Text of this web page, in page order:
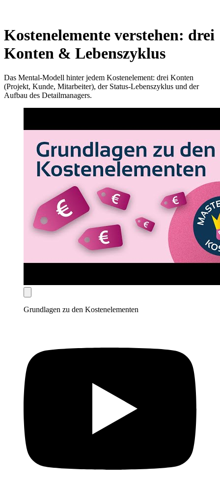
Kostenelemente verstehen: drei
Konten & Lebenszyklus
Das Mental-Modell hinter jedem Kostenelement: drei Konten
(Projekt, Kunde, Mitarbeiter), der Status-Lebenszyklus und der
Aufbau des Detailmanagers.
Grundlagen zu den Kostenelementen